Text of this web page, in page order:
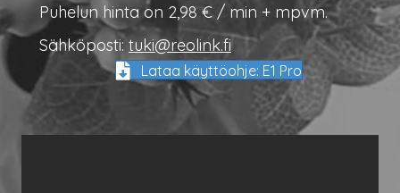
Puhelun hinta on 2,98 € / min + mpvm.
Sähköposti: tuki@reolink.fi
Lataa käyttöohje: E1 Pro